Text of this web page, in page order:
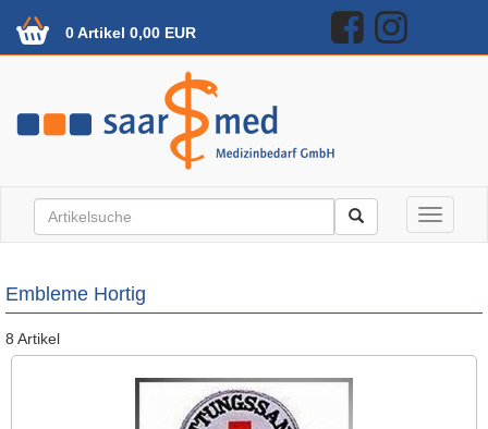
0 Artikel 0,00 EUR
Toggle
Embleme Hortig
8 Artikel